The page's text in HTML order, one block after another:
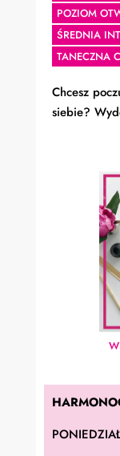
POZIOM
ŚREDNIA
TANECZNA
Chcesz
siebie?